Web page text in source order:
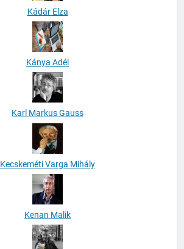
Kádár Elza
Kánya Adél
Karl Markus Gauss
Kecskeméti Varga Mihály
Kenan Malik